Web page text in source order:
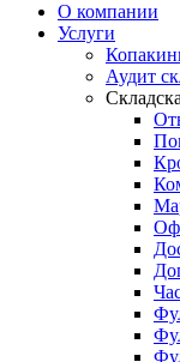
О компании
Услуги
Аудит